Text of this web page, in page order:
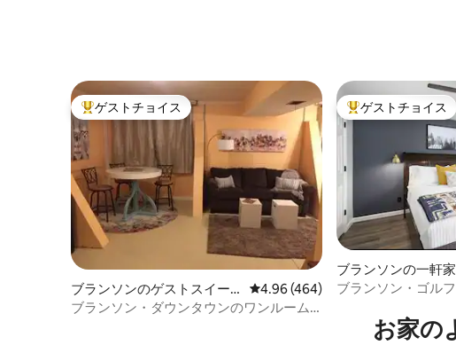
大好評のゲストチョイスです。
ゲストチョイス
ブランソンのゲストスイー
ト
レビュー464件、5つ星中4.96つ
4.96 (464)
ブランソン・ダウンタウンのワンルーム
大好評のゲストチ
ゲストチョイス
ブランソンの一軒家
ブランソン・ゴル
お家の